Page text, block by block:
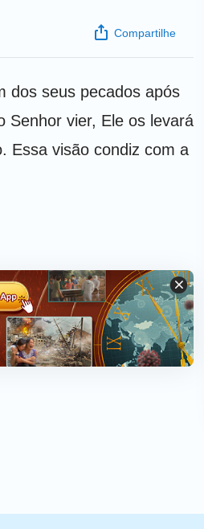
Compartilhe
dos seus pecados após
Senhor vier, Ele os levará
Essa visão condiz com a